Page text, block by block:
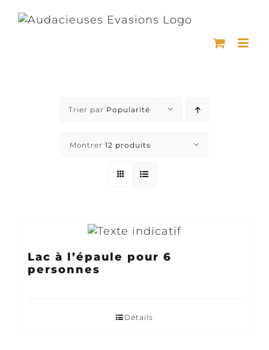
Trier par Popularité
Montrer 12 produits
Lac à l’épaule pour 6
personnes
Détails